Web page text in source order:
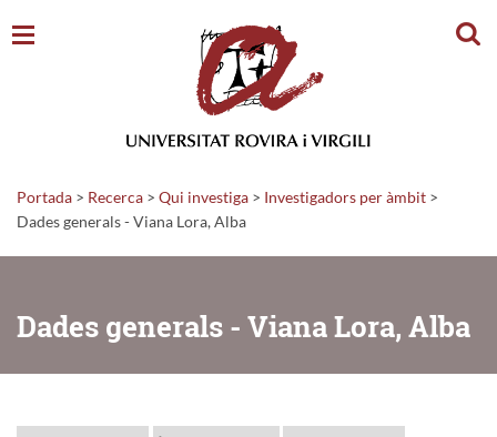
Portada > Recerca > Qui investiga > Investigadors per àmbit >
Dades generals - Viana Lora, Alba
Dades generals - Viana Lora, Alba